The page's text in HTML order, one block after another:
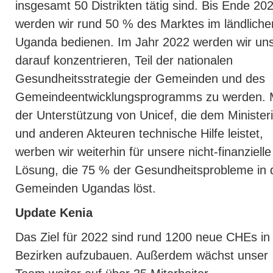
insgesamt 50 Distrikten tätig sind. Bis Ende
werden wir rund 50 % des Marktes im
Uganda bedienen. Im Jahr 2022 werden wir
darauf konzentrieren, Teil der nationalen
Gesundheitsstrategie der Gemeinden und des
Gemeindeentwicklungsprogramms zu werden.
der Unterstützung von Unicef, die dem
und anderen Akteuren technische Hilfe leistet,
werben wir weiterhin für unsere nicht-finanzielle
Lösung, die 75 % der Gesundheitsprobleme in
Gemeinden Ugandas löst.
Update Kenia
Das Ziel für 2022 sind rund 1200 neue CHEs
Bezirken aufzubauen. Außerdem wächst unser